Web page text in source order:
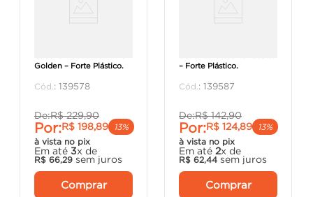
Golden – Forte Plástico.
: 139578
De:R$ 229,90
Por:R$ 198,89
13%
à vista no pix
Em até 3x de
R$ 66,29 sem juros
Comprar
– Forte Plástico.
: 139587
De:R$ 142,90
Por:R$ 124,89
13%
à vista no pix
Em até 2x de
R$ 62,44 sem juros
Comprar